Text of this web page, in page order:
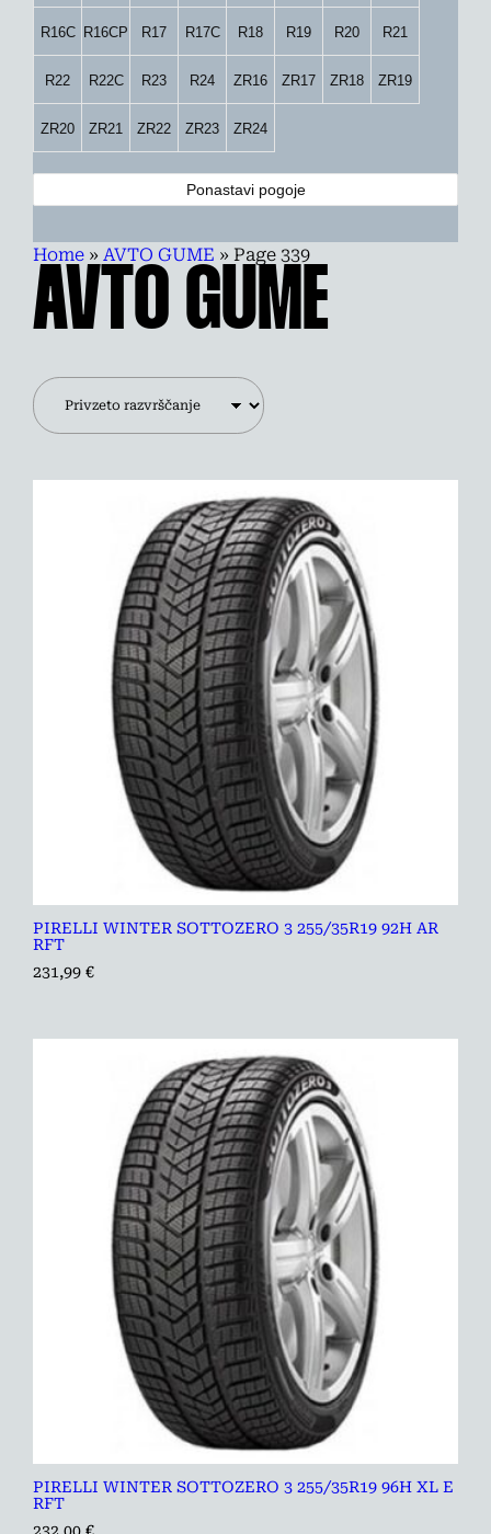
R16C R16CP R17 R17C R18 R19 R20 R21
R22 R22C R23 R24 ZR16 ZR17 ZR18 ZR19
ZR20 ZR21 ZR22 ZR23 ZR24
Ponastavi pogoje
Home » AVTO GUME » Page 339
AVTO GUME
PIRELLI WINTER SOTTOZERO 3 255/35R19 92H AR
RFT
231,99 €
PIRELLI WINTER SOTTOZERO 3 255/35R19 96H XL E
RFT
232,00 €